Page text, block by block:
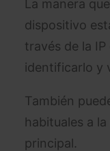
La manera
dispositivo
través de la
identificarlo y
También
habituales a
principal.